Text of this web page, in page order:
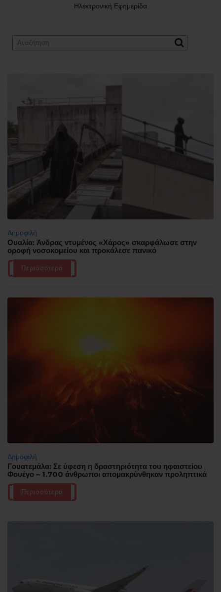
Ηλεκτρονική Εφημερίδα
Δημοφιλή
Ουαλία: Άνδρας ντυμένος «Χάρος» σκαρφάλωσε στην
οροφή νοσοκομείου και προκάλεσε πανικό
Περισσότερα
Δημοφιλή
Γουατεμάλα: Σε ύφεση η δραστηριότητα του ηφαιστείου
Φουέγο – 1.700 άνθρωποι απομακρύνθηκαν προληπτικά
Περισσότερα